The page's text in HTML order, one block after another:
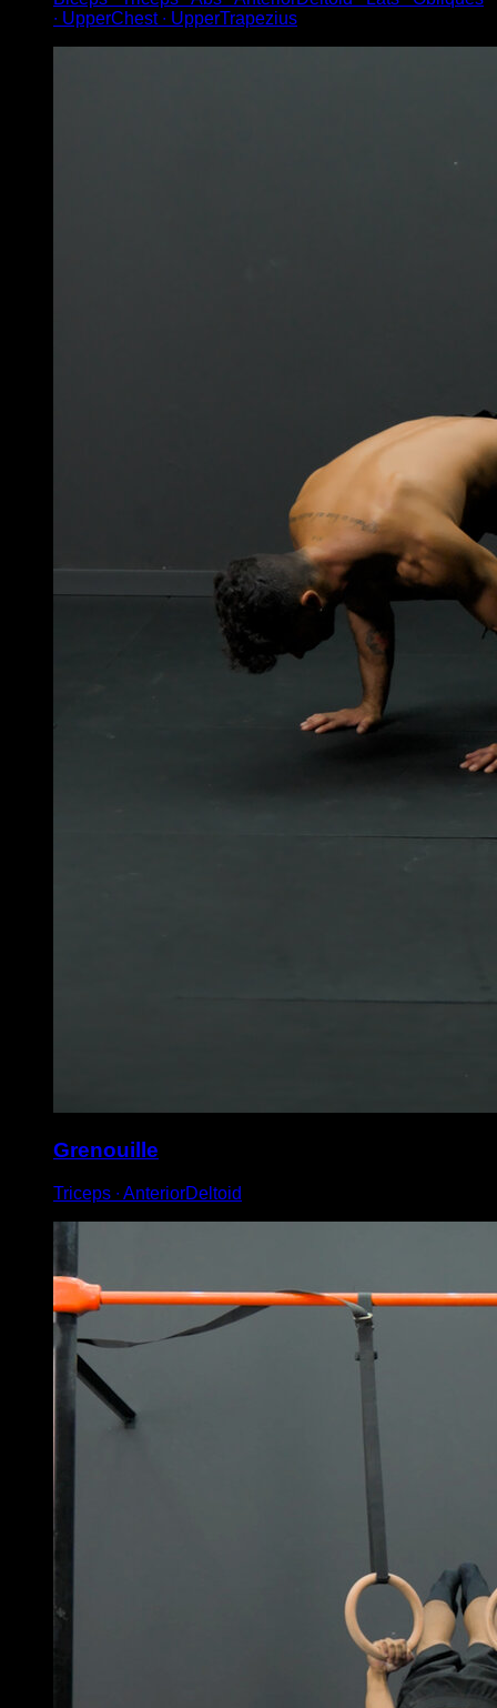
∙ UpperChest ∙ UpperTrapezius
Grenouille
Triceps ∙ AnteriorDeltoid